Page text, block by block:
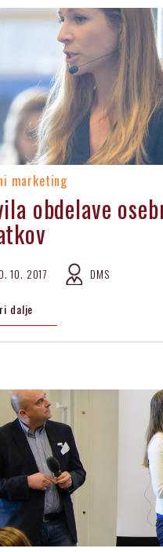
marketing
obdelave
10. 2017 DMS
dalje